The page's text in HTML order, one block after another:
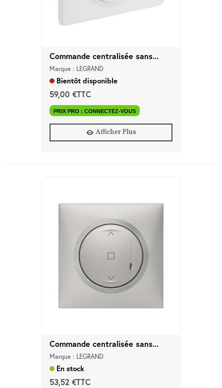
Commande centralisée sans...
Marque : LEGRAND
Bientôt disponible
59,00 €TTC
PRIX PRO : CONNECTEZ-VOUS
Afficher Plus
Commande centralisée sans...
Marque : LEGRAND
En stock
53,52 €TTC